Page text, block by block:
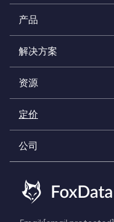
产品
解决方案
资源
定价
公司